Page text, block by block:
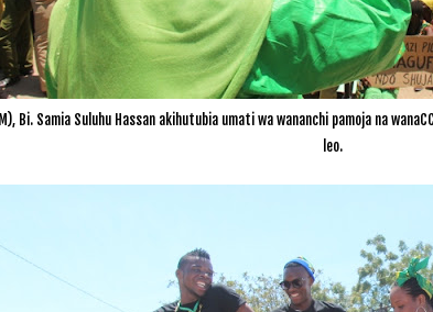
Bi. Samia Suluhu Hassan akihutubia umati wa wananchi pamoja na
leo.